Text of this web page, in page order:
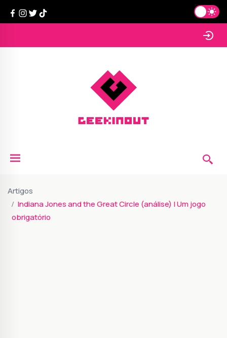
Artigos
Indiana Jones and the Great Circle (análise) | Um jogo
obrigatório